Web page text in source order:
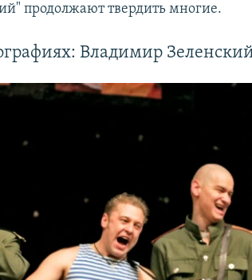
продолжают твердить многие.
Владимир